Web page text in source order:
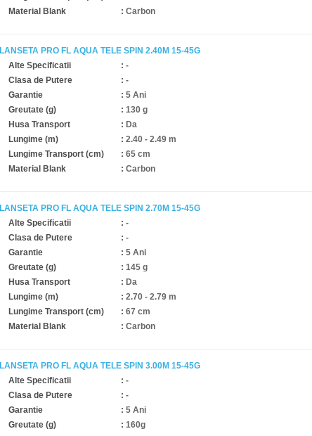
Material Blank
: Carbon
LANSETA PRO FL AQUA TELE SPIN 2.40M 15-45G
Alte Specificatii
: -
Clasa de Putere
: -
Garantie
: 5 Ani
Greutate (g)
: 130 g
Husa Transport
: Da
Lungime (m)
: 2.40 - 2.49 m
Lungime Transport (cm)
: 65 cm
Material Blank
: Carbon
LANSETA PRO FL AQUA TELE SPIN 2.70M 15-45G
Alte Specificatii
: -
Clasa de Putere
: -
Garantie
: 5 Ani
Greutate (g)
: 145 g
Husa Transport
: Da
Lungime (m)
: 2.70 - 2.79 m
Lungime Transport (cm)
: 67 cm
Material Blank
: Carbon
LANSETA PRO FL AQUA TELE SPIN 3.00M 15-45G
Alte Specificatii
: -
Clasa de Putere
: -
Garantie
: 5 Ani
Greutate (g)
: 160g